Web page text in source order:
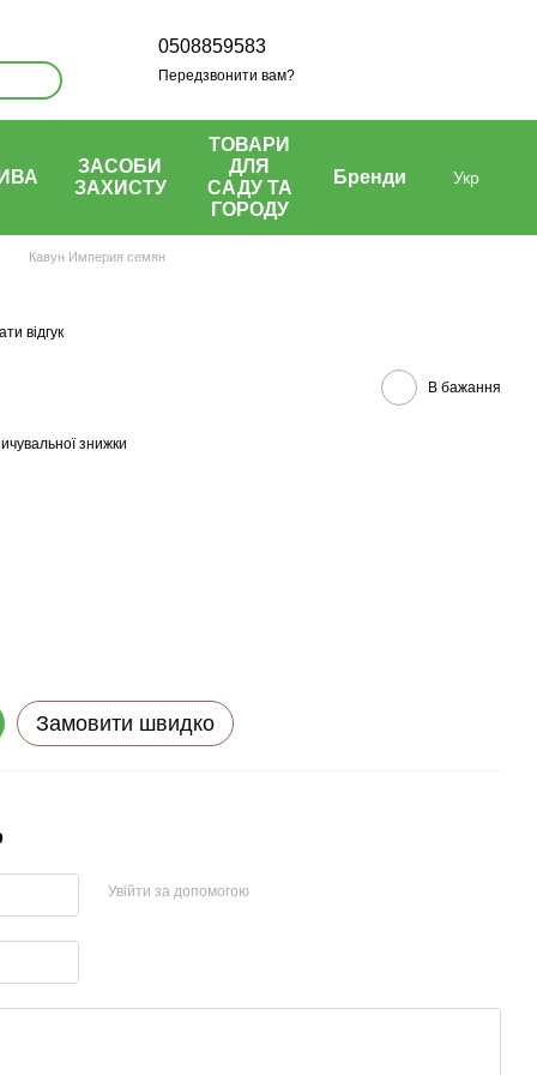
0508859583
Передзвонити вам?
ЗАСОБИ
ЗАХИСТУ
ТОВАРИ
ДЛЯ
САДУ ТА
ГОРОДУ
Бренди Укр
Кавун Империя семян
відгук
В бажання
знижки
Замовити швидко
Увійти за допомогою